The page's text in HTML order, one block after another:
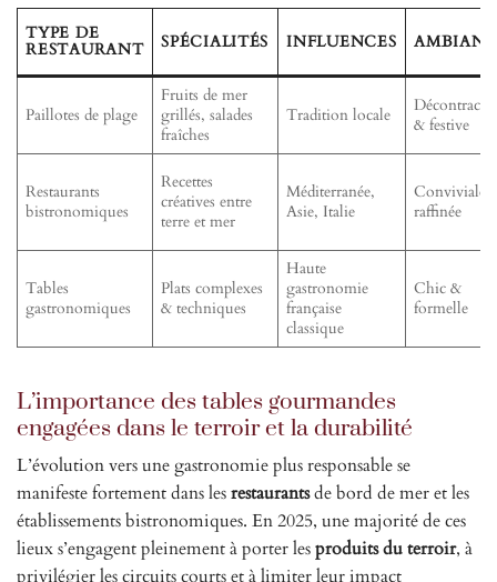
TYPE DE
RESTAURANT SPÉCIALITÉS INFLUENCES
Paillotes de plage
Fruits de mer
grillés, salades
fraîches
Tradition locale
& festive
Restaurants
bistronomiques
Recettes
créatives entre
terre et mer
Méditerranée,
Asie, Italie
Conviviale
raffinée
Tables
gastronomiques
Plats complexes
& techniques
Haute
gastronomie
française
classique
Chic &
formelle
L’importance des tables gourmandes
engagées dans le terroir et la durabilité
L’évolution vers une gastronomie plus responsable se
manifeste fortement dans lesrestaurantsde bord de mer et les
établissements bistronomiques. En 2025, une majorité de ces
lieux s’engagent pleinement à porter lesproduits du terroir, à
privilégier les circuits courts et à limiter leur impact